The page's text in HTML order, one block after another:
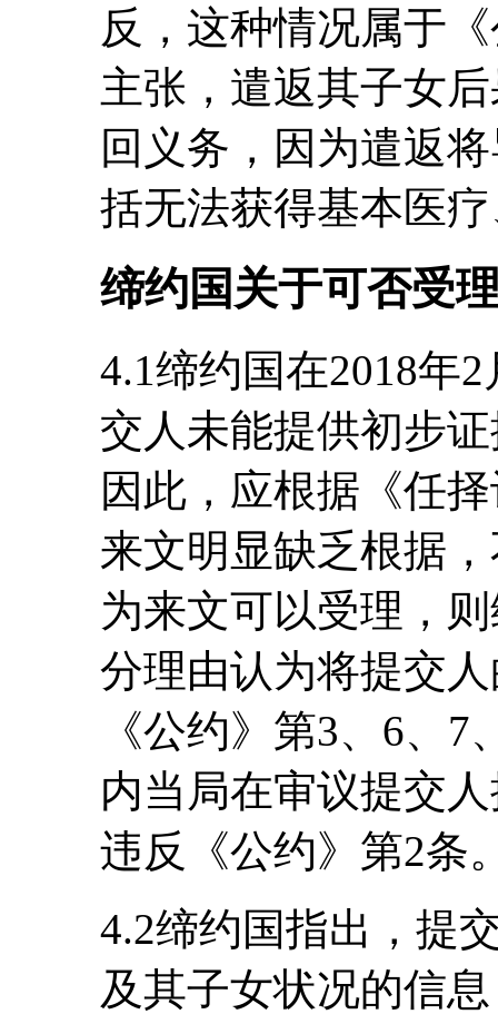
反，这种情况属于
主张，遣返其子女
回义务，因为遣返
括无法获得基本医
缔约国关于可否受
4.1缔约国在2018年
交人未能提供初步
因此，应根据《任
来文明显缺乏根据
为来文可以受理，
分理由认为将提交
《公约》第3、6、
内当局在审议提交
违反《公约》第2条
4.2缔约国指出，提
及其子女状况的信